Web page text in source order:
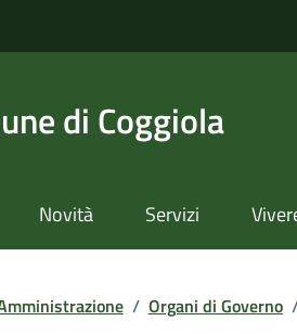
di Coggiola
Novità Servizi
/ Organi di Governo